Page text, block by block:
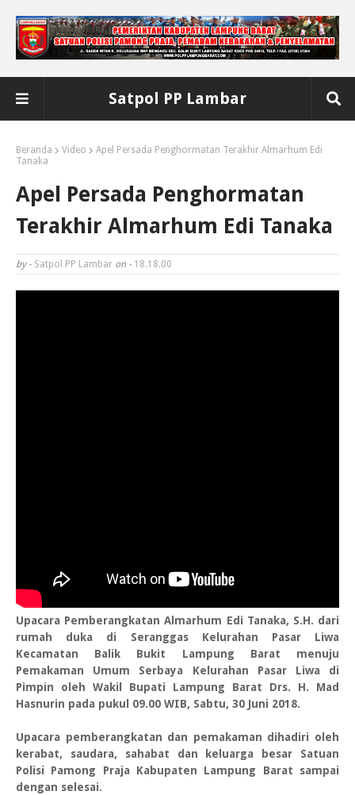
Satpol PP Lambar
Beranda Video
Apel Persada Penghormatan Terakhir Almarhum Edi
Tanaka
Apel Persada Penghormatan
Terakhir Almarhum Edi Tanaka
by - Satpol PP Lambar on - 18.18.00
Upacara Pemberangkatan Almarhum Edi Tanaka, S.H. dari
rumah duka di Seranggas Kelurahan Pasar Liwa
Kecamatan Balik Bukit Lampung Barat menuju
Pemakaman Umum Serbaya Kelurahan Pasar Liwa di
Pimpin oleh Wakil Bupati Lampung Barat Drs. H. Mad
Hasnurin pada pukul 09.00 WIB, Sabtu, 30 Juni 2018.
Upacara pemberangkatan dan pemakaman dihadiri oleh
kerabat, saudara, sahabat dan keluarga besar Satuan
Polisi Pamong Praja Kabupaten Lampung Barat sampai
dengan selesai.